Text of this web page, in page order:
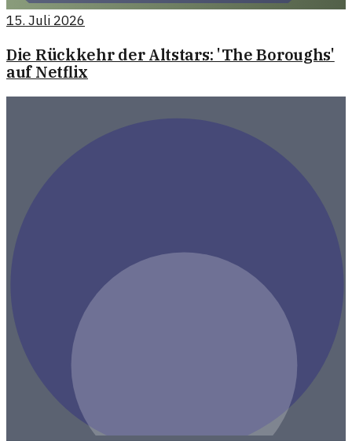
15. Juli 2026
Die Rückkehr der Altstars: 'The Boroughs'
auf Netflix